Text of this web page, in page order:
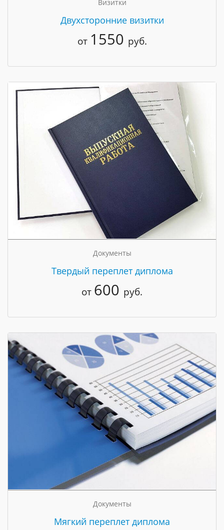
Визитки
Двухсторонние визитки
от 1550 руб.
Документы
Твердый переплет диплома
от 600 руб.
Документы
Мягкий переплет диплома